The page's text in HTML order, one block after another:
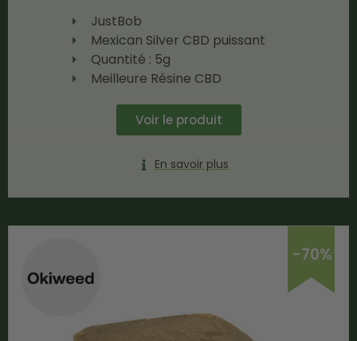
JustBob
Mexican Silver CBD puissant
Quantité : 5g
Meilleure Résine CBD
Voir le produit
En savoir plus
-70%